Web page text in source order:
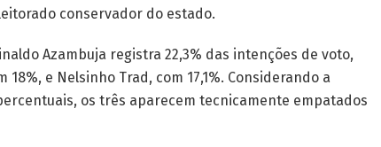
conservador do estado.
Azambuja registra 22,3% das intenções de voto,
e Nelsinho Trad, com 17,1%. Considerando a
os três aparecem tecnicamente empatados